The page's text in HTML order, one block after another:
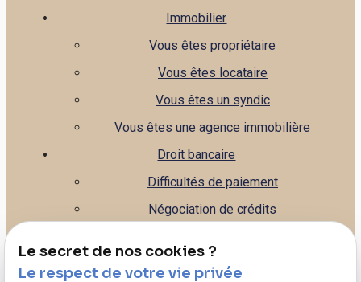
Immobilier
Vous êtes propriétaire
Vous êtes locataire
Vous êtes un syndic
Vous êtes une agence immobilière
Droit bancaire
Difficultés de paiement
Négociation de crédits
Leasing
Le secret de nos cookies ?
Le respect de votre vie privée